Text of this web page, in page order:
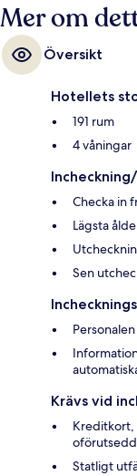
Mer om
Översikt
Hotellets
191 rum
4 våningar
Checka in
Lägsta
Sen
Krävs vid
Kreditkort,
Statligt